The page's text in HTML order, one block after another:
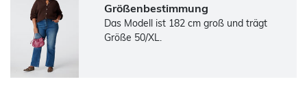
Größenbestimmung
Das Modell ist 182 cm groß und trägt
Größe 50/XL.